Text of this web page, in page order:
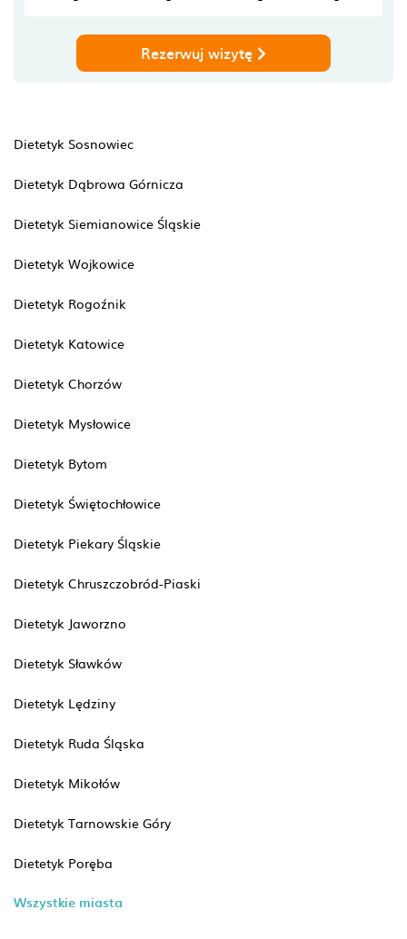
Rezerwuj wizytę
Dietetyk Sosnowiec
Dietetyk Dąbrowa Górnicza
Dietetyk Siemianowice Śląskie
Dietetyk Wojkowice
Dietetyk Rogoźnik
Dietetyk Katowice
Dietetyk Chorzów
Dietetyk Mysłowice
Dietetyk Bytom
Dietetyk Świętochłowice
Dietetyk Piekary Śląskie
Dietetyk Chruszczobród-Piaski
Dietetyk Jaworzno
Dietetyk Sławków
Dietetyk Lędziny
Dietetyk Ruda Śląska
Dietetyk Mikołów
Dietetyk Tarnowskie Góry
Dietetyk Poręba
Wszystkie miasta